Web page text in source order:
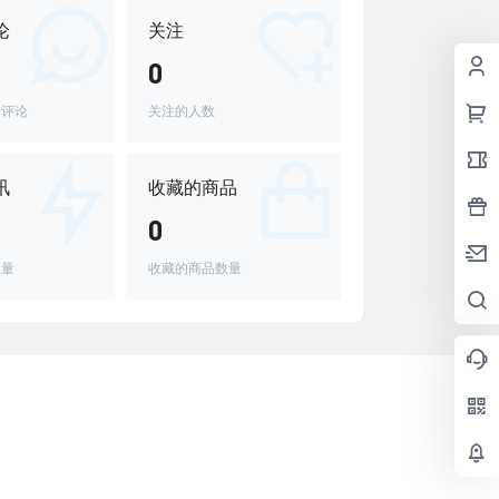
论
关注
0
关注的人数
收藏的商品
0
收藏的商品数量